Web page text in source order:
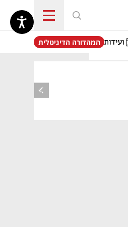
ועידות
נפתח בכרטיסייה חדשה
המהדורה הדיגיטלית